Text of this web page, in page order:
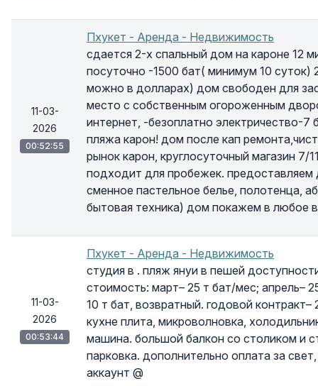
11-03-
2026
00:52:55
Пхукет - Аренда - Недвижимость
сдается 2-х спальный дом на кароне 12
посуточно -1500 бат( минимум 10
можно в долларах) дом свободен для
место с собственным огороженным
интернет, -безоплатно электричество-
пляжа карон! дом после кап
рынок карон, круглосуточный магазин
подходит для пробежек. предоставляем
сменное пастельное белье, полотенца,
бытовая техника) дом покажем в любое
11-03-
2026
00:53:44
Пхукет - Аренда - Недвижимость
студия в . пляж януи в пешей
стоимость: март– 25 т бат/мес; апрель–
10 т бат, возвратный. годовой
кухне плита, микроволновка,
машина. большой балкон со столиком и
парковка. дополнительно оплата за
аккаунт @